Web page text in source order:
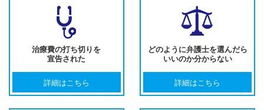
治療費の打ち切りを
宣告された
詳細はこちら
どのように弁護士を選んだら
いいのか分からない
詳細はこちら